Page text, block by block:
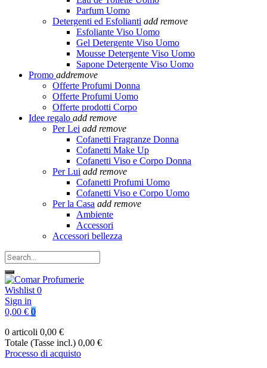
Parfum Uomo
Detergenti ed Esfolianti add remove
Esfoliante Viso Uomo
Gel Detergente Viso Uomo
Mousse Detergente Viso Uomo
Sapone Detergente Viso Uomo
Promo addremove
Offerte Profumi Donna
Offerte Profumi Uomo
Offerte prodotti Corpo
Idee regalo add remove
Per Lei add remove
Cofanetti Fragranze Donna
Cofanetti Make Up
Cofanetti Viso e Corpo Donna
Per Lui add remove
Cofanetti Profumi Uomo
Cofanetti Viso e Corpo Uomo
Per la Casa add remove
Ambiente
Accessori
Accessori bellezza
Wishlist 0
Sign in
0,00 € 0
0 articoli 0,00 €
Totale (Tasse incl.) 0,00 €
Processo di acquisto